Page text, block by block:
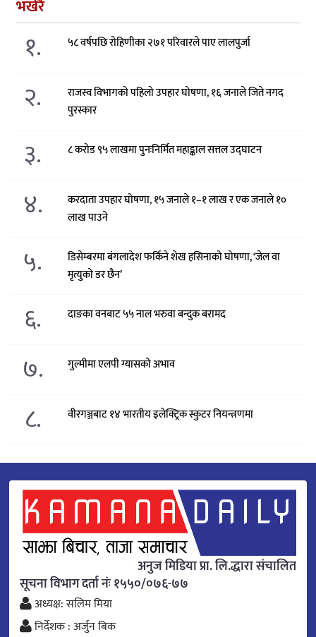
भर्खरै
१. ५८ वर्षपछि रोहिणीका २७१ परिवारले पाए लालपुर्जा
२.
राजस्व विभागको पहिलो उपहार घोषणा, १६ जनाले जिते नगद
पुरस्कार
३. ८ करोड ९५ लाखमा पुनःनिर्मित महाङ्काल सत्तल उद्घाटन
४.
करदाता उपहार घोषणा, १५ जनाले १–१ लाख र एक जनाले १०
लाख पाउने
५.
डिसेम्बरमा बंगलादेश फर्किने शेख हसिनाको घोषणा, ‘जेल वा
मृत्युको डर छैन’
६. दाङका वनबाट ५५ नाल भरुवा बन्दुक बरामद
७. गुल्मीमा एलपी ग्यासको अभाव
८. वीरगञ्जबाट १४ भारतीय इलेक्ट्रिक स्कुटर नियन्त्रणमा
अनुज मिडिया प्रा. लि.द्धारा संचालित
सूचना विभाग दर्ता नंः १५५०/०७६-७७
अध्यक्ष: सलिम मिया
निर्देशक : अर्जुन बिक